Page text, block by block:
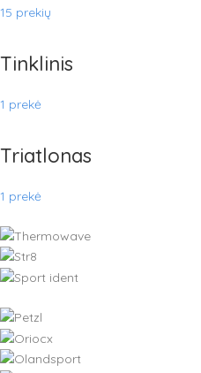
15 prekių
Tinklinis
1 prekė
Triatlonas
1 prekė